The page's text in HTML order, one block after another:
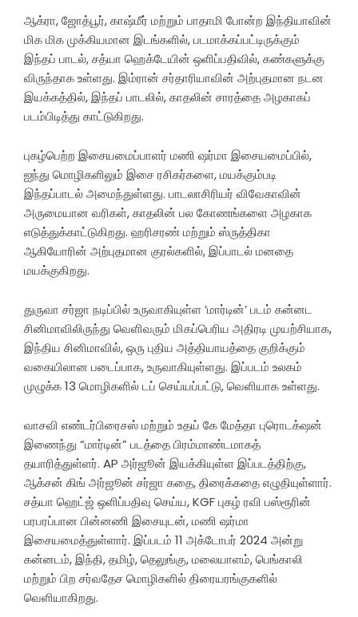
ஆக்ரா, ஜோத்பூர், காஷ்மீர் மற்றும் பாதாமி போன்ற இந்தியாவின்
மிக மிக முக்கியமான இடங்களில், படமாக்கப்பட்டிருக்கும்
இந்தப் பாடல், சத்யா ஹெக்டேயின் ஒளிப்பதிவில், கண்களுக்கு
விருந்தாக உள்ளது. இம்ரான் சர்தாரியாவின் அற்புதமான நடன
இயக்கத்தில், இந்தப் பாடலில், காதலின் சாரத்தை அழகாகப்
படம்பிடித்து காட்டுகிறது.
புகழ்பெற்ற இசையமைப்பாளர் மணி ஷர்மா இசையமைப்பில்,
ஐந்து மொழிகளிலும் இசை ரசிகர்களை, மயக்கும்படி
இந்தப்பாடல் அமைந்துள்ளது. பாடலாசிரியர் விவேகாவின்
அருமையான வரிகள், காதலின் பல கோணங்களை அழகாக
எடுத்துக்காட்டுகிறது. ஹரிசரண் மற்றும் ஸ்ருத்திகா
ஆகியோரின் அற்புதமான குரல்களில், இப்பாடல் மனதை
மயக்குகிறது.
துருவா சர்ஜா நடிப்பில் உருவாகியுள்ள ‘மார்டின்’ படம் கன்னட
சினிமாவிலிருந்து வெளிவரும் மிகப்பெரிய அதிரடி முயற்சியாக,
இந்திய சினிமாவில், ஒரு புதிய அத்தியாயத்தை குறிக்கும்
வகையிலான படைப்பாக, உருவாகியுள்ளது. இப்படம் உலகம்
முழுக்க 13 மொழிகளில் டப் செய்யப்பட்டு, வெளியாக உள்ளது.
வாசவி எண்டர்பிரைசஸ் மற்றும் உதய் கே மேத்தா புரொடக்‌ஷன்
இணைந்து “மார்டின்” படத்தை பிரம்மாண்டமாகத்
தயாரித்துள்ளர். AP அர்ஜூன் இயக்கியுள்ள இப்படத்திற்கு,
ஆக்சன் கிங் அர்ஜூன் சர்ஜா கதை, திரைக்கதை எழுதியுள்ளார்.
சத்யா ஹெட்ஜ் ஒளிப்பதிவு செய்ய, KGF புகழ் ரவி பஸ்ரூரின்
பரபரப்பான பின்னணி இசையுடன், மணி ஷர்மா
இசையமைத்துள்ளார். இப்படம் 11 அக்டோபர் 2024 அன்று
கன்னடம், இந்தி, தமிழ், தெலுங்கு, மலையாளம், பெங்காலி
மற்றும் பிற சர்வதேச மொழிகளில் திரையரங்குகளில்
வெளியாகிறது.